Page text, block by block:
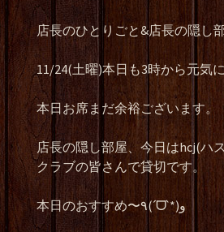
店長のひとりごと&店長の隠し
11/24(土曜)本日も3時から元気
本日お席まだ余裕ございます。
店長の隠し部屋、今日はhcj(ハ
クラブの皆さんで貸切です。
本日のおすすめ〜٩(ˊᗜˋ*)و